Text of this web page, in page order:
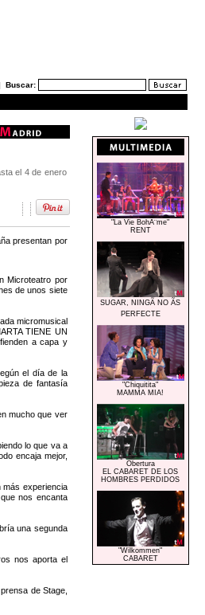
Buscar:
el 4 de enero
presentan por
Microteatro por
de unos siete
micromusical
TIENE UN
a capa y
el día de la
de fantasía
mucho que ver
lo que va a
encaja mejor,
más experiencia
nos encanta
una segunda
nos aporta el
de Stage,
"La Vie BohÃ¨me"
RENT
SUGAR, NINGÃ NO ÃS
PERFECTE
"Chiquitita"
MAMMA MIA!
Obertura
EL CABARET DE LOS
HOMBRES PERDIDOS
"Wilkommen"
CABARET